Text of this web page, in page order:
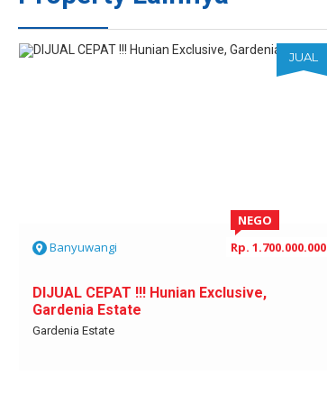
JUAL
Banyuwangi Rp. 1.700.000.000
NEGO
DIJUAL CEPAT !!! Hunian Exclusive,
Gardenia Estate
Gardenia Estate